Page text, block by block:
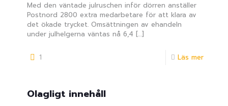
Med den väntade julruschen inför dörren anställer
Postnord 2800 extra medarbetare för att klara av
det ökade trycket. Omsättningen av ehandeln
under julhelgerna väntas nå 6,4 […]
1 Läs mer
Olagligt innehåll